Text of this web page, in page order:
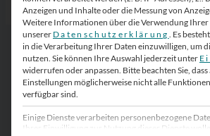
Anzeigen und Inhalte oder die Messung von
Weitere Informationen über die Verwendung Ihrer
unserer Datenschutzerklärung . Es
in die Verarbeitung Ihrer Daten einzuwilligen, um
nutzen. Sie können Ihre Auswahl jederzeit unter
widerrufen oder anpassen. Bitte beachten Sie,
Einstellungen möglicherweise nicht alle
verfügbar sind.
Einige Dienste verarbeiten personenbezogene
Ihrer Einwilligung zur Nutzung dieser Dienste